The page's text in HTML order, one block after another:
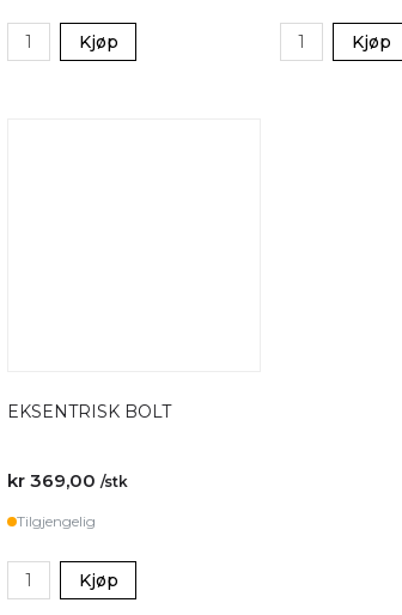
Kjøp Kjøp
EKSENTRISK BOLT
kr 369,00 /stk
Tilgjengelig
Kjøp